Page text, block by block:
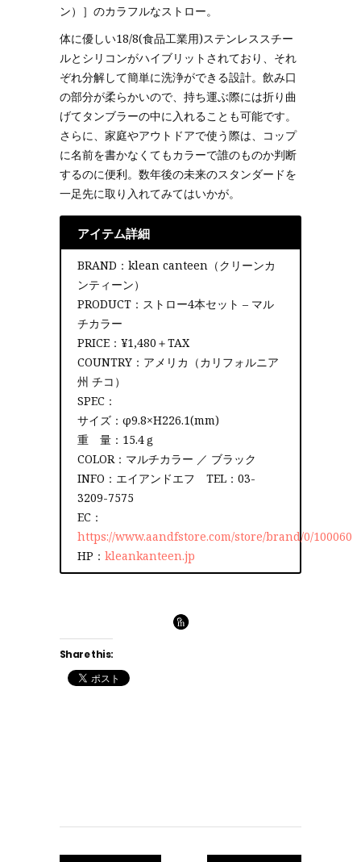
ン）］のカラフルなストロー。
体に優しい18/8(食品工業用)ステンレススチー
ルとシリコンがハイブリットされており、それ
ぞれ分解して簡単に洗浄ができる設計。飲み口
の部分が柔らかいので、持ち運ぶ際には折り曲
げてタンブラーの中に入れることも可能です。
さらに、家庭やアウトドアで使う際は、コップ
に名前を書かなくてもカラーで誰のものか判断
するのに便利。数年後の未来のスタンダードを
一足先に取り入れてみてはいかが。
アイテム詳細
BRAND：klean canteen（クリーンカ
ンティーン）
PRODUCT：ストロー4本セット – マル
チカラー
PRICE：¥1,480＋TAX
COUNTRY：アメリカ（カリフォルニア
州 チコ）
SPEC：
サイズ：φ9.8×H226.1(mm)
重 量：15.4ｇ
COLOR：マルチカラー ／ ブラック
INFO：エイアンドエフ TEL：03-
3209-7575
EC：
https://www.aandfstore.com/store/brand/0/100060
HP： kleankanteen.jp
Share this: